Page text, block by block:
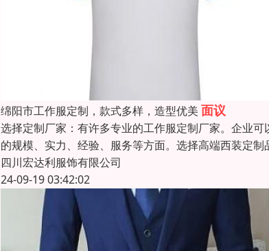
绵阳市工作服定制，款式多样，造型优美 面议
选择定制厂家：有许多专业的工作服定制厂家。企业
的规模、实力、经验、服务等方面。选择高端西装定
四川宏达利服饰有限公司
24-09-19 03:42:02